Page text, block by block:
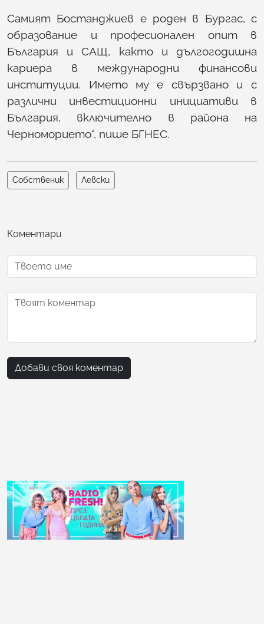
Самият Бостанджиев е роден в Бургас, с
образование и професионален опит в
България и САЩ, както и дългогодишна
кариера в международни финансови
институции. Името му е свързвано и с
различни инвестиционни инициативи в
България, включително в района на
Черноморието“, пише БГНЕС.
Собственик Левски
Коментари
Добави своя коментар